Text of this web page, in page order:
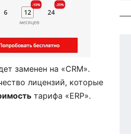
заменен на «CRM».
лицензий, которые
тарифа «ERP».
IT - находка.
справки
Скорость